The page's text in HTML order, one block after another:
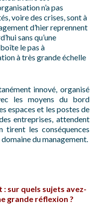
n’a pas
voire des crises, sont à
d’hier reprennent
sans qu’une
le pas à
à très grande échelle
innové, organisé
les moyens du bord
espaces et les postes de
entreprises, attendent
tirent les conséquences
du management.
sur quels sujets avez-
grande réflexion ?